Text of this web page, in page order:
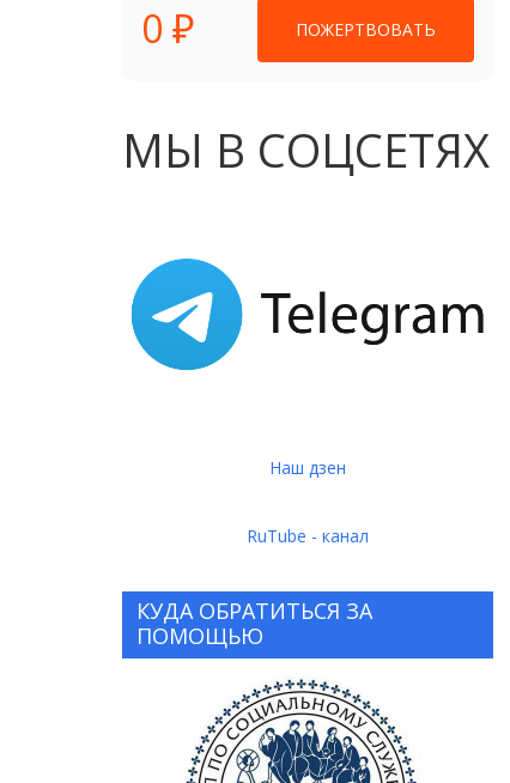
0 ₽ ПОЖЕРТВОВАТЬ
МЫ В СОЦСЕТЯХ
Наш дзен
RuTube - канал
КУДА ОБРАТИТЬСЯ ЗА
ПОМОЩЬЮ